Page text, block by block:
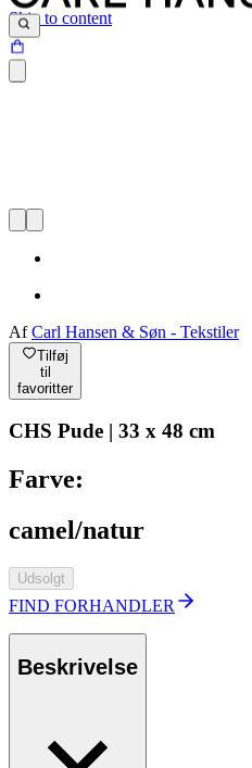
Skip to content
AfCarl Hansen & Søn - Tekstiler
Tilføj
til
favoritter
CHS Pude | 33 x 48 cm
Farve:
camel/natur
Udsolgt
FIND FORHANDLER
Beskrivelse